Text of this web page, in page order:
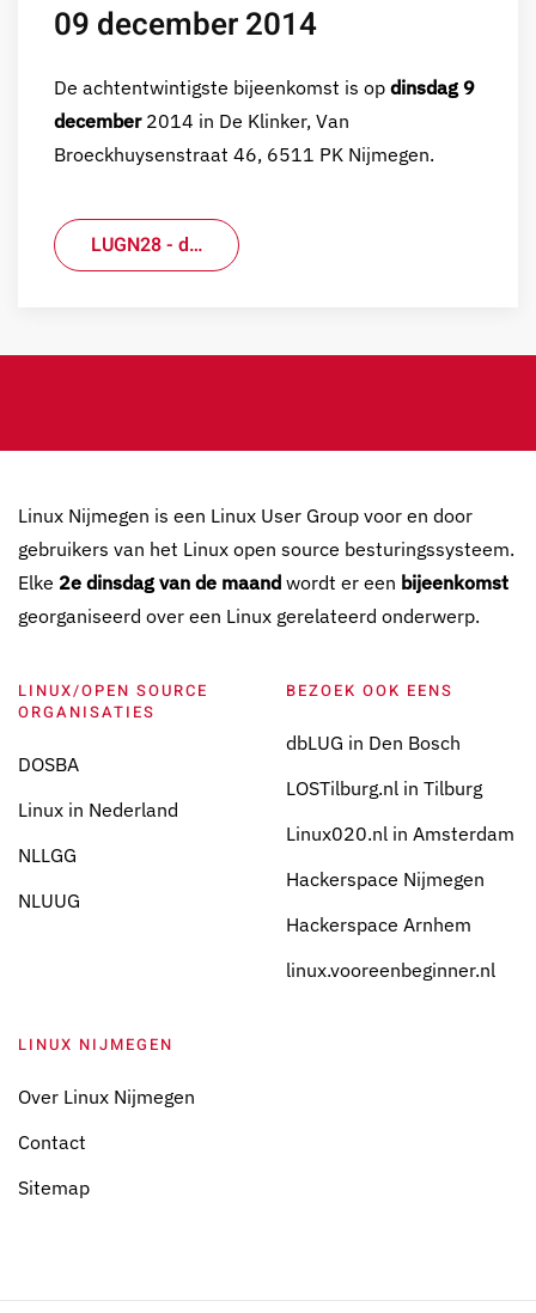
09 december 2014
De achtentwintigste bijeenkomst is op dinsdag 9
december2014 in De Klinker, Van
Broeckhuysenstraat 46, 6511 PK Nijmegen.
LUGN28 - d…
Linux Nijmegen is een Linux User Group voor en door
gebruikers van het Linux open source besturingssysteem.
Elke 2e dinsdag van de maand wordt er een bijeenkomst
georganiseerd over een Linux gerelateerd onderwerp.
LINUX/OPEN SOURCE
ORGANISATIES
DOSBA
Linux in Nederland
NLLGG
NLUUG
BEZOEK OOK EENS
dbLUG in Den Bosch
LOSTilburg.nl in Tilburg
Linux020.nl in Amsterdam
Hackerspace Nijmegen
Hackerspace Arnhem
linux.vooreenbeginner.nl
LINUX NIJMEGEN
Over Linux Nijmegen
Contact
Sitemap